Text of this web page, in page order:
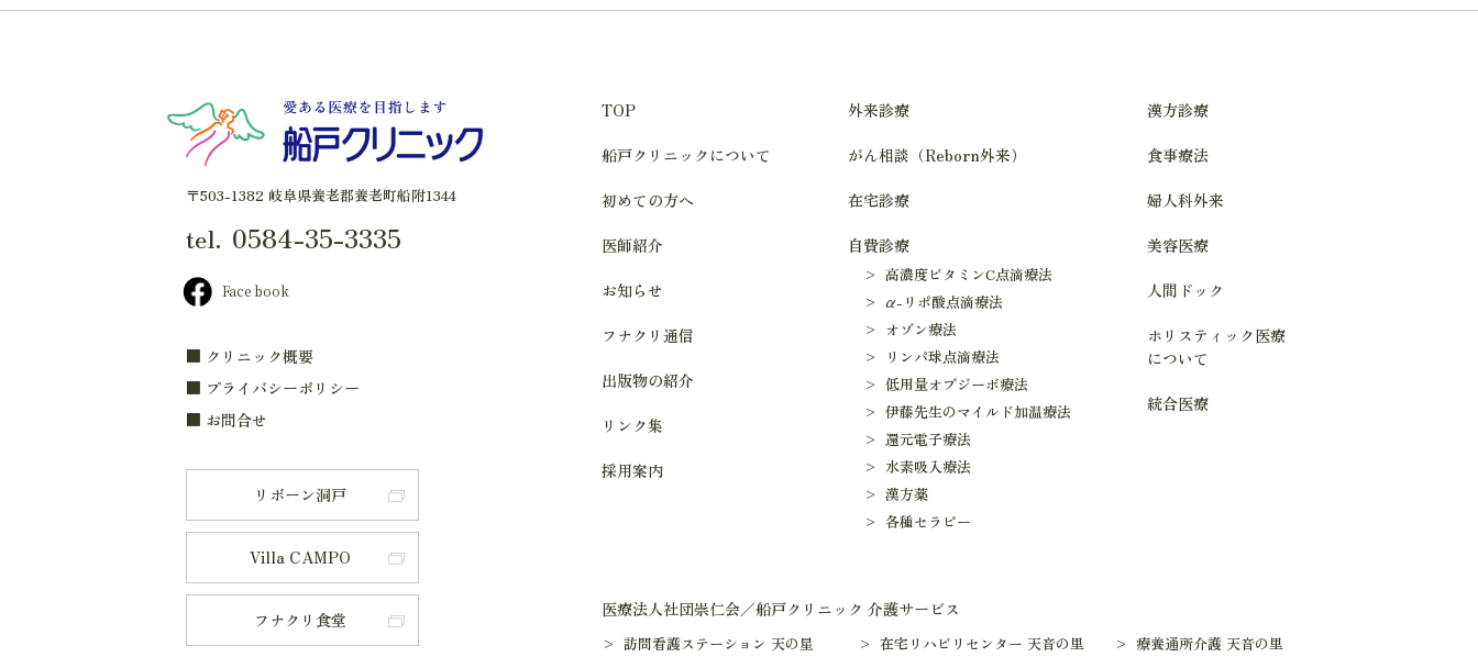
〒503-1382 岐阜県養老郡養老町船附1344
tel. 0584-35-3335
Face book
■ クリニック概要
■ プライバシーポリシー
■ お問合せ
リボーン洞戸
Villa CAMPO
フナクリ食堂
TOP
船戸クリニックについて
初めての方へ
医師紹介
お知らせ
フナクリ通信
出版物の紹介
リンク集
採用案内
外来診療
がん相談（Reborn外来）
在宅診療
自費診療
> 高濃度ビタミンC点滴療法
> α-リポ酸点滴療法
> オゾン療法
> リンパ球点滴療法
> 低用量オプジーボ療法
> 伊藤先生のマイルド加温療法
> 還元電子療法
> 水素吸入療法
> 漢方薬
> 各種セラピー
漢方診療
食事療法
婦人科外来
美容医療
人間ドック
ホリスティック医療
について
統合医療
医療法人社団崇仁会／船戸クリニック 介護サービス
> 訪問看護ステーション 天の星 > 在宅リハビリセンター 天音の里 > 療養通所介護 天音の里